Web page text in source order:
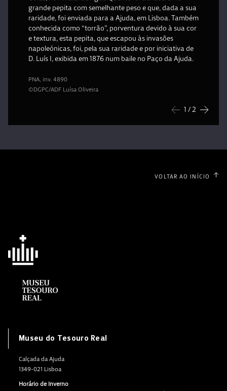
grande pepita com semelhante peso e que, dada a sua
raridade, foi enviada para a Ajuda, em Lisboa. Também
conhecida como “torrão”, porventura devido à sua cor
e textura, esta pepita, que escapou às invasões
napoleónicas, foi, pela sua raridade e por iniciativa de
D. Luís I, exibida em 1876 num baile no Paço da Ajuda.
PNA, inv. 4890
©DGPC/ADF Luísa Oliveira
Anterior
1 / 2
VOLTAR AO INÍCIO
Museu do Tesouro Real
Calçada da Ajuda
1349-021 Lisboa
Horário de Inverno